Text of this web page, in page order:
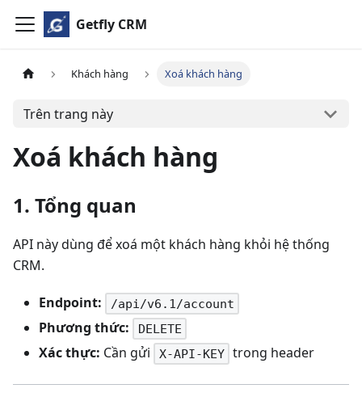
Getfly CRM
Khách hàng Xoá khách hàng
Trên trang này
Xoá khách hàng
1. Tổng quan
API này dùng để xoá một khách hàng khỏi hệ thống
CRM.
Endpoint: /api/v6.1/account
Phương thức: DELETE
Xác thực: Cần gửi X-API-KEY trong header